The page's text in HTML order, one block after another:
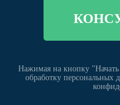
Нажимая на кнопку "Начать
обработку персональных